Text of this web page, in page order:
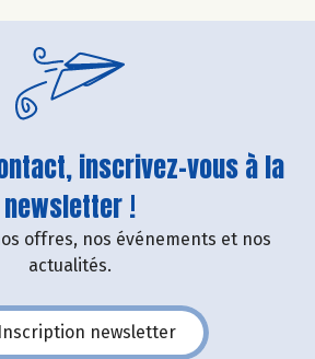
inscrivez-vous à la
newsletter !
offres, nos événements et nos
actualités.
Inscription newsletter